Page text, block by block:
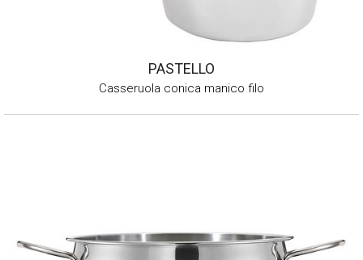
PASTELLO
Casseruola conica manico filo